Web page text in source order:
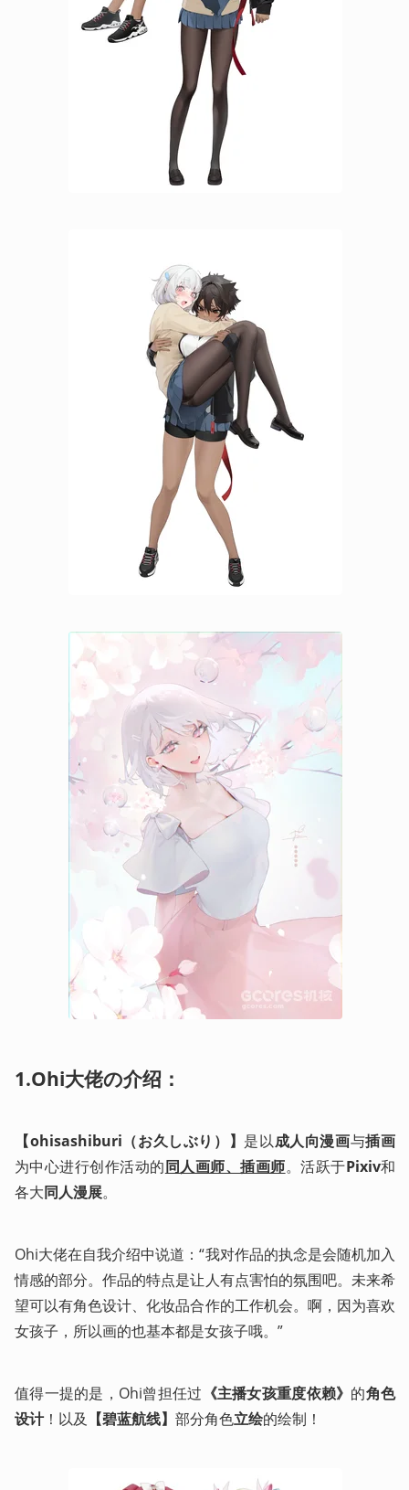
1.Ohi大佬の介绍：
【ohisashiburi（お久しぶり）】 是以成人向漫画与插画
为中心进行创作活动的同人画师、插画师。活跃于Pixiv和
各大同人漫展。
Ohi大佬在自我介绍中说道：“我对作品的执念是会随机加入
情感的部分。作品的特点是让人有点害怕的氛围吧。未来希
望可以有角色设计、化妆品合作的工作机会。啊，因为喜欢
女孩子，所以画的也基本都是女孩子哦。”
值得一提的是，Ohi曾担任过 《主播女孩重度依赖》 的角色
设计！以及 【碧蓝航线】 部分角色立绘的绘制！